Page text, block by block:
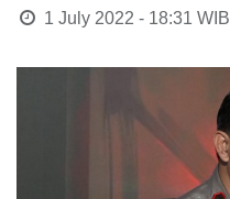
1 July 2022 - 18:31 WIB